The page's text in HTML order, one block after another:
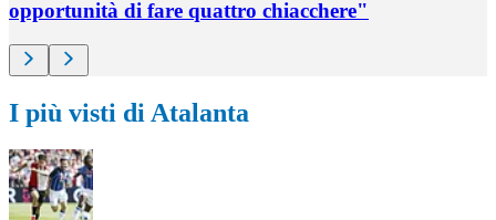
opportunità di fare quattro chiacchere"
I più visti di Atalanta